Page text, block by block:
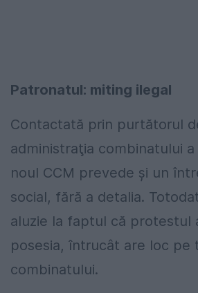
Patronatul: miting ilegal
Contactată prin purtătorul
administraţia combinatului
noul CCM prevede și un
social, fără a detalia.
aluzie la faptul că protestul
posesia, întrucât are loc pe
combinatului.